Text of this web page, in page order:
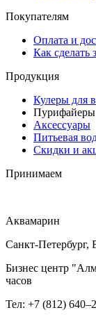
Покупателям
Оплата и
Как сделать
Продукция
Кулеры для
Пурифайеры
Аксессуары
Питьевая
Скидки и
Принимаем
Аквамарин
Санкт-Петербург,
Бизнес центр
часов
Тел: +7 (812)